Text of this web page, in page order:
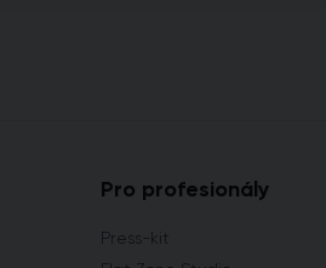
Pro profesionály
Press-kit